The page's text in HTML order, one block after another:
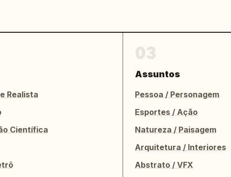
Realista
Científica
Assuntos
Pessoa / Personagem
Esportes / Ação
Natureza / Paisagem
Arquitetura / Interiores
Abstrato / VFX